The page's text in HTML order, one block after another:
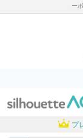
ー
プ